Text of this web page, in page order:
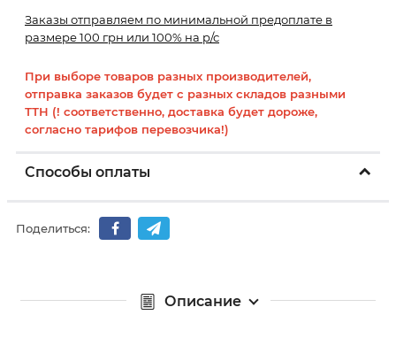
Заказы отправляем по минимальной предоплате в
размере 100 грн или 100% на р/с
При выборе товаров разных производителей,
отправка заказов будет с разных складов разными
ТТН (! соответственно, доставка будет дороже,
согласно тарифов перевозчика!)
Способы оплаты
Поделиться:
Описание